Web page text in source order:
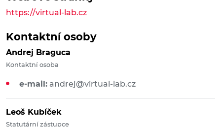
https://virtual-lab.cz
Kontaktní osoby
Andrej Braguca
Kontaktní osoba
e-mail: andrej@virtual-lab.cz
Leoš Kubíček
Statutární zástupce